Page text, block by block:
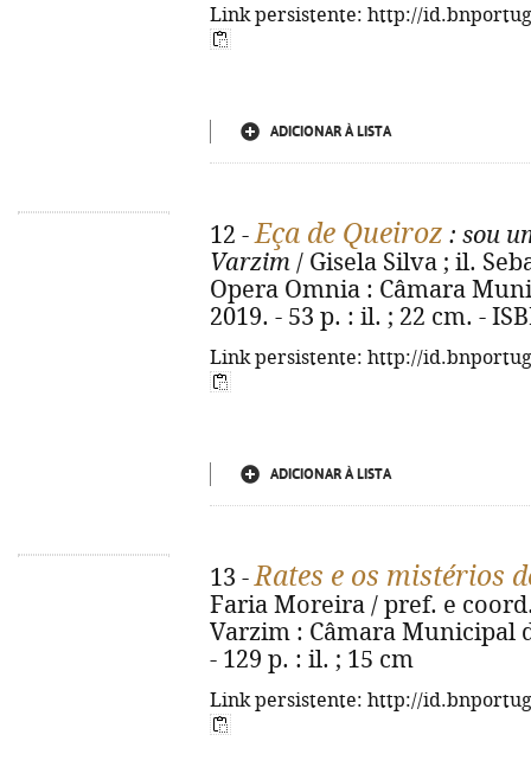
Link persistente: http://
ADICIONAR À LISTA
12 -Eça de Queiroz : sou
Varzim / Gisela Silva ; il.
Opera Omnia : Câmara
2019. - 53 p. : il. ; 22 cm. -
Link persistente: http://
ADICIONAR À LISTA
13 -Rates e os mistérios
Faria Moreira / pref. e
Varzim : Câmara Municipal
- 129 p. : il. ; 15 cm
Link persistente: http://